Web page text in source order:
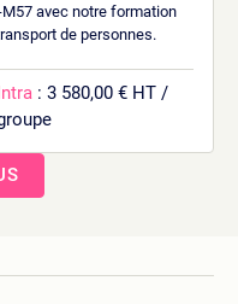
avec notre formation
de personnes.
: 3 580,00 € HT /